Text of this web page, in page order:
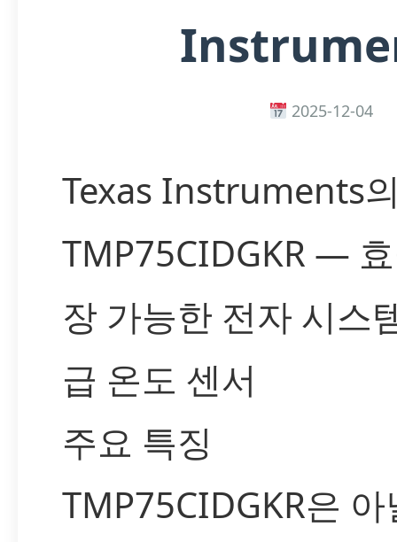
2025-12-04
Texas Instruments
TMP75CIDGKR —
장 가능한 전자 시스
급 온도 센서
주요 특징
TMP75CIDGKR은